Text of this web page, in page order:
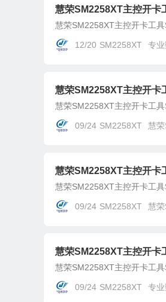
慧荣SM2258XT主控开卡
慧荣SM2258XT主控开卡工
12/20 SM2258XT 专
慧荣SM2258XT主控开
慧荣SM2258XT主控开卡工
09/24 SM2258XT 慧
慧荣SM2258XT主控开
慧荣SM2258XT主控开卡工
09/24 SM2258XT 慧
慧荣SM2258XT主控开
慧荣SM2258XT主控开卡工
09/24 SM2258XT 专